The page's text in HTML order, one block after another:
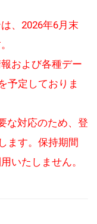
、2026年6月末
および各種デー
予定しておりま
な対応のため、登
ます。保持期間
いたしません。